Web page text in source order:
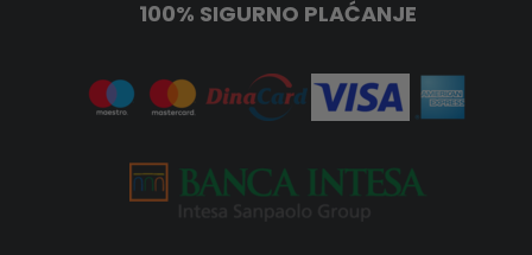
100% SIGURNO PLAĆANJE